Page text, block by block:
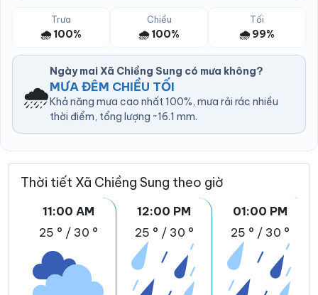
Trưa
🌧️ 100%
Chiều
🌧️ 100%
Tối
🌧️ 99%
🌧️
Ngày mai Xã Chiềng Sung có mưa không?
MƯA ĐÊM CHIỀU TỐI
Khả năng mưa cao nhất 100%, mưa rải rác nhiều
thời điểm, tổng lượng ~16.1 mm.
Thời tiết Xã Chiềng Sung theo giờ
11:00 AM
25 ° / 30 °
12:00 PM
25 ° / 30 °
01:00 PM
25 ° / 30 °